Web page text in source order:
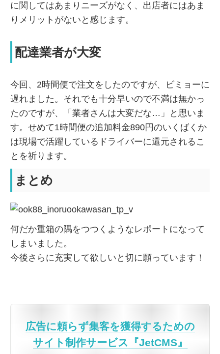
に関してはあまりニーズがなく、出店者にはあま
りメリットがないと感じます。
配達業者が大変
今回、2時間便で注文をしたのですが、ビミョーに
遅れました。それでも十分早いので不満は無かっ
たのですが、「業者さんは大変だな…」と思いま
す。せめて1時間便の追加料金890円のいくばくか
は現場で活躍しているドライバーに還元されるこ
とを祈ります。
まとめ
何だか重箱の隅をつつくようなレポートになって
しまいました。
今後さらに充実して欲しいと切に願っています！
広告に頼らず集客を獲得するための
サイト制作サービス『JetCMS』